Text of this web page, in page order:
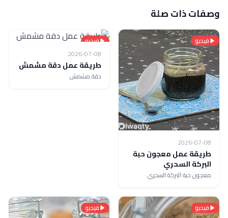
وصفات ذات صلة
فيديو
2026-07-08
طريقة عمل معجون حبة
البركة السحري
معجون حبة البركة السحري
فيديو
2026-07-08
طريقة عمل دقة مشمش
دقة مشمش
فيديو فيديو